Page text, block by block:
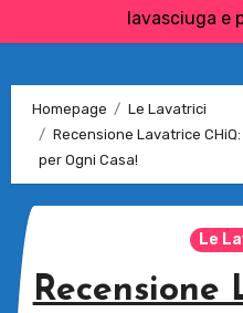
lavasciuga e
Homepage
Le Lavatrici
Recensione Lavatrice
per Ogni Casa!
Le
Recensione